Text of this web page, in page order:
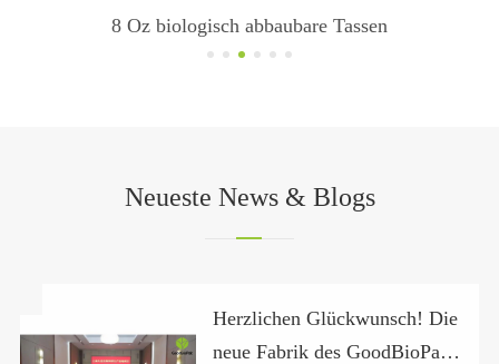
8 Oz biologisch abbaubare Tassen
Neueste News & Blogs
Herzlichen Glückwunsch! Die
neue Fabrik des GoodBioPak